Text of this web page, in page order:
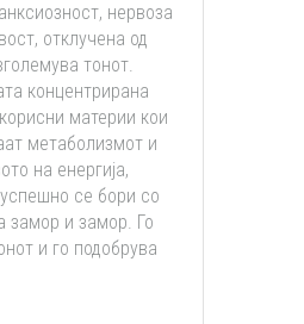
нервоза
отклучена од
тонот.
концентрирана
материи кои
метаболизмот и
на енергија,
се бори со
замор и замор. Го
и го подобрува